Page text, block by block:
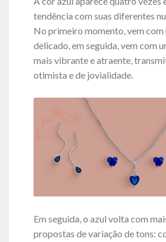
tendência com suas diferentes
No primeiro momento, vem com
delicado, em seguida, vem com
mais vibrante e atraente,
otimista e de jovialidade.
Em seguida, o azul volta com
propostas de variação de tons: